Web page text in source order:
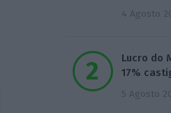
4 Agosto
Lucro do
17%
5 Agosto